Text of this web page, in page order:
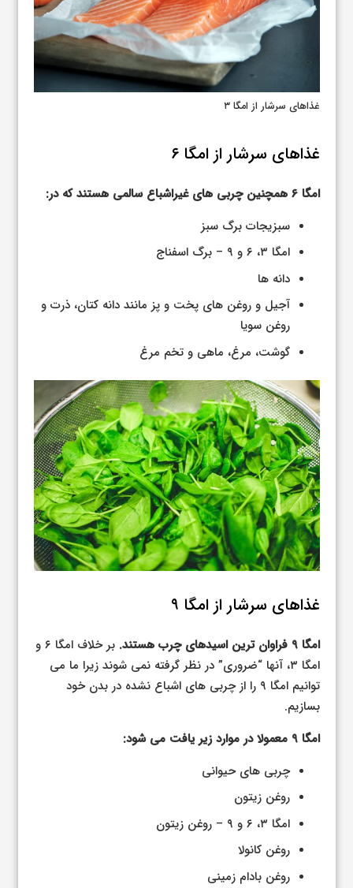
غذاهای سرشار از امگا ۳
غذاهای سرشار از امگا ۶
امگا ۶ همچنین چربی های غیراشباع سالمی هستند که در:
سبزیجات برگ سبز
امگا ۳، ۶ و ۹ – برگ اسفناج
دانه ها
آجیل و روغن های پخت و پز مانند دانه کتان، ذرت و
روغن سویا
گوشت، مرغ، ماهی و تخم مرغ
غذاهای سرشار از امگا ۹
امگا ۹ فراوان ترین اسیدهای چرب هستند.
بر خلاف امگا ۶ و
امگا ۳، آنها “ضروری” در نظر گرفته نمی شوند زیرا ما می
توانیم امگا ۹ را از چربی های اشباع نشده در بدن خود
بسازیم.
امگا ۹ معمولا در موارد زیر یافت می شود:
چربی های حیوانی
روغن زیتون
امگا ۳، ۶ و ۹ – روغن زیتون
روغن کانولا
روغن بادام زمینی